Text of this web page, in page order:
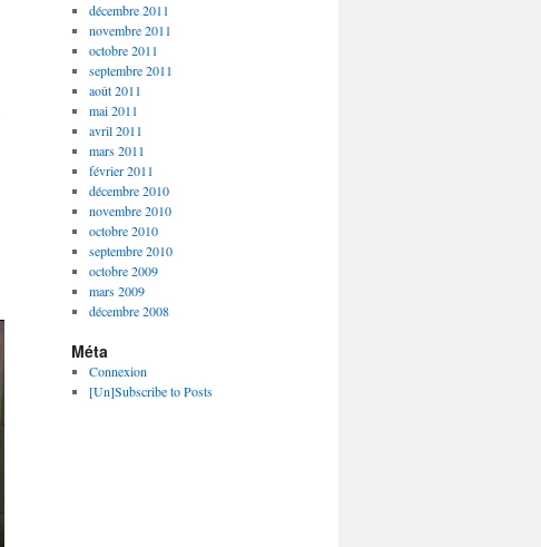
décembre 2011
novembre 2011
octobre 2011
septembre 2011
août 2011
mai 2011
avril 2011
mars 2011
février 2011
décembre 2010
novembre 2010
octobre 2010
septembre 2010
octobre 2009
mars 2009
décembre 2008
Méta
Connexion
[Un]Subscribe to Posts